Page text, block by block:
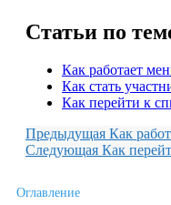
Статьи по
Как работает
Как стать
Как перейти к
Предыдущая Как
Следующая Как
Оглавление